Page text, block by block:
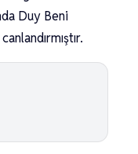
Duy Beni